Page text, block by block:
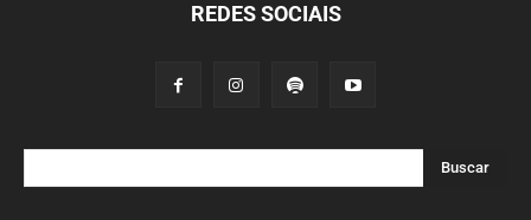
REDES SOCIAIS
Buscar